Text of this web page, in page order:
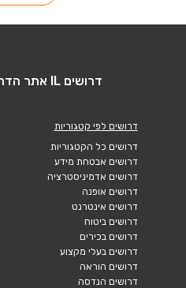
דרושים IL אתר הדרושים של ישראל
דרושים לפי קטגוריות
דרושים כל הקטגוריות
דרושים אבטחת מידע
דרושים אדמיניסטרציה
דרושים אופנה
דרושים אינטרנט
דרושים ביטוח
דרושים בכירים
דרושים בעלי מקצוע
דרושים הוראה
דרושים הנדסה